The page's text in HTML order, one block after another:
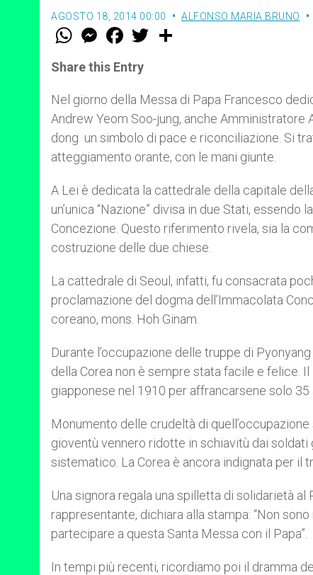
AGOSTO 18, 2014 00:00 ALFONSO MARIA BRUNO
W
t
s
p
p
M
e
s
e
g
e
r
F
a
e
b
o
k
w
r
Share this Entry
Nel giorno della Messa di Papa Francesco
Andrew Yeom Soo-jung, anche
dong un simbolo di pace e riconciliazione. Si
atteggiamento orante, con le mani giunte.
A Lei è dedicata la cattedrale della capitale
un’unica “Nazione” divisa in due Stati,
Concezione. Questo riferimento rivela, sia la
costruzione delle due chiese.
La cattedrale di Seoul, infatti, fu consacrata
proclamazione del dogma dell’Immacolata
coreano, mons. Hoh Ginam.
Durante l’occupazione delle truppe di
della Corea non è sempre stata facile e felice.
giapponese nel 1910 per affrancarsene solo 35
Monumento delle crudeltà di
gioventù vennero ridotte in schiavitù dai
sistematico. La Corea è ancora indignata per il
Una signora regala una spilletta di solidarietà
rappresentante, dichiara alla stampa: “Non
partecipare a questa Santa Messa con il Papa”.
In tempi più recenti, ricordiamo poi il dramma